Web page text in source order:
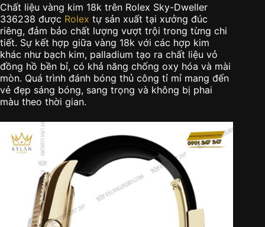
Chất liệu vàng kim 18k trên Rolex Sky-Dweller
336238 được Rolex tự sản xuất tại xưởng đúc
riêng, đảm bảo chất lượng vượt trội trong từng chi
tiết. Sự kết hợp giữa vàng 18k với các hợp kim
khác như bạch kim, palladium tạo ra chất liệu vỏ
đồng hồ bền bỉ, có khả năng chống oxy hóa và mài
mòn. Quá trình đánh bóng thủ công tỉ mỉ mang đến
vẻ đẹp sáng bóng, sang trọng và không bị phai
màu theo thời gian.